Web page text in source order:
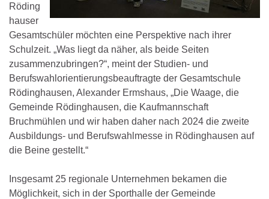
Röding
hauser
Gesamtschüler möchten eine Perspektive nach ihrer
Schulzeit. „Was liegt da näher, als beide Seiten
zusammenzubringen?“, meint der Studien- und
Berufswahlorientierungsbeauftragte der Gesamtschule
Rödinghausen, Alexander Ermshaus, „Die Waage, die
Gemeinde Rödinghausen, die Kaufmannschaft
Bruchmühlen und wir haben daher nach 2024 die zweite
Ausbildungs- und Berufswahlmesse in Rödinghausen auf
die Beine gestellt.“
Insgesamt 25 regionale Unternehmen bekamen die
Möglichkeit, sich in der Sporthalle der Gemeinde